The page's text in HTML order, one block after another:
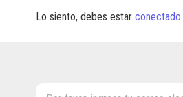
Lo siento, debes estar conectado